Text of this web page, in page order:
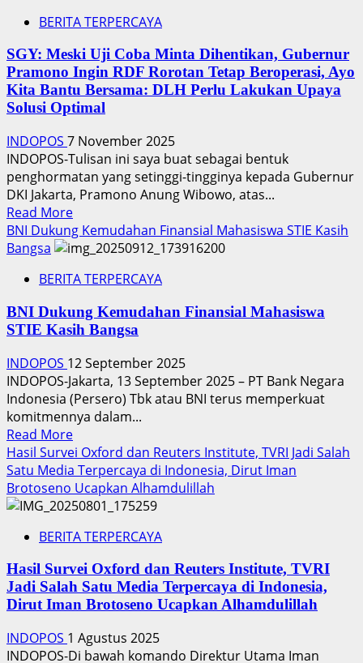
50,3
Miliar
19
Proyek
Rehab
Gedung
DPRD
DKI
Mencuat,
KPK
Segera
Turun
Tangan
BERITA TERPERCAYA
SGY: Meski Uji Coba Minta Dihentikan, Gubernur
Pramono Ingin RDF Rorotan Tetap Beroperasi, Ayo
Kita Bantu Bersama: DLH Perlu Lakukan Upaya
Solusi Optimal
INDOPOS 7 November 2025
INDOPOS-Tulisan ini saya buat sebagai bentuk
penghormatan yang setinggi-tingginya kepada Gubernur
DKI Jakarta, Pramono Anung Wibowo, atas...
Read MoreRead
more
about
Meski
Coba
Minta
Dihentikan,
Gubernur
Pramono
Ingin
RDF
Rorotan
Tetap
Beroperasi,
Ayo
Kita
Bantu
DLH
Perlu
Lakukan
Solusi
Optimal
BNI Dukung Kemudahan Finansial Mahasiswa STIE Kasih
Bangsa
BERITA TERPERCAYA
BNI Dukung Kemudahan Finansial Mahasiswa
STIE Kasih Bangsa
INDOPOS 12 September 2025
INDOPOS-Jakarta, 13 September 2025 – PT Bank Negara
Indonesia (Persero) Tbk atau BNI terus memperkuat
komitmennya dalam...
Read MoreRead
more
about
BNI
Dukung
Finansial
Mahasiswa
STIE
Kasih
Bangsa
Hasil Survei Oxford dan Reuters Institute, TVRI Jadi Salah
Satu Media Terpercaya di Indonesia, Dirut Iman
Brotoseno Ucapkan Alhamdulillah
BERITA TERPERCAYA
Hasil Survei Oxford dan Reuters Institute, TVRI
Jadi Salah Satu Media Terpercaya di Indonesia,
Dirut Iman Brotoseno Ucapkan Alhamdulillah
INDOPOS 1 Agustus 2025
INDOPOS-Di bawah komando Direktur Utama Iman